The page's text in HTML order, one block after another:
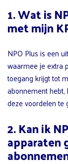
1. Wat is
met mijn
NPO Plus is een
waarmee je extra
toegang krijgt tot
abonnement
deze voordelen te
2. Kan ik
apparaten